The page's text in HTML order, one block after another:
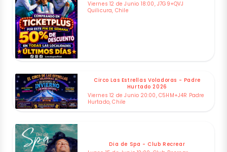
Viernes 12 de Junio 18:00, J7G9+QVJ
Quilicura, Chile
Circo Las Estrellas Voladoras - Padre
Hurtado 2026
Viernes 12 de Junio 20:00, C5HM+J4R Padre
Hurtado, Chile
Dia de Spa - Club Recrear